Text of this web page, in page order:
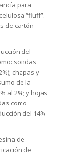
para
“fluff”.
de cartón
del
sondas
chapas y
de la
al 2%; y hojas
como
del 14%
de
de